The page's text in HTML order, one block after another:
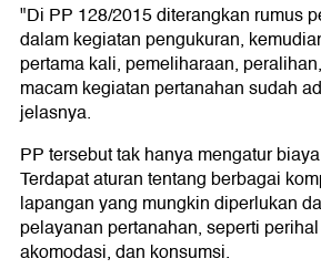
"Di PP 128/2015 diterangkan rumus
dalam kegiatan pengukuran,
pertama kali, pemeliharaan,
macam kegiatan pertanahan sudah
jelasnya.
PP tersebut tak hanya mengatur
Terdapat aturan tentang berbagai
lapangan yang mungkin diperlukan
pelayanan pertanahan, seperti
akomodasi, dan konsumsi.